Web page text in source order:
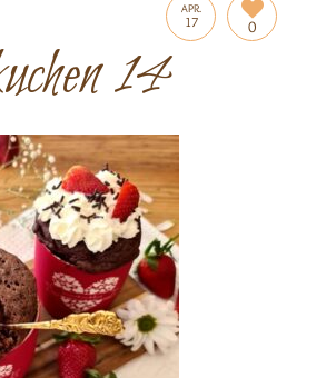
APR.
17 0
14